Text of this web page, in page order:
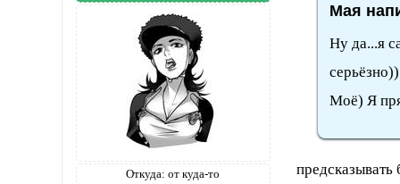
Откуда: от куда-то
Мая
Ну да...я
серьёзно))
Моё) Я